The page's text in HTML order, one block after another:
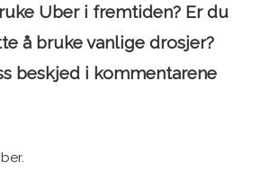
Uber i fremtiden? Er du
å bruke vanlige drosjer?
beskjed i kommentarene